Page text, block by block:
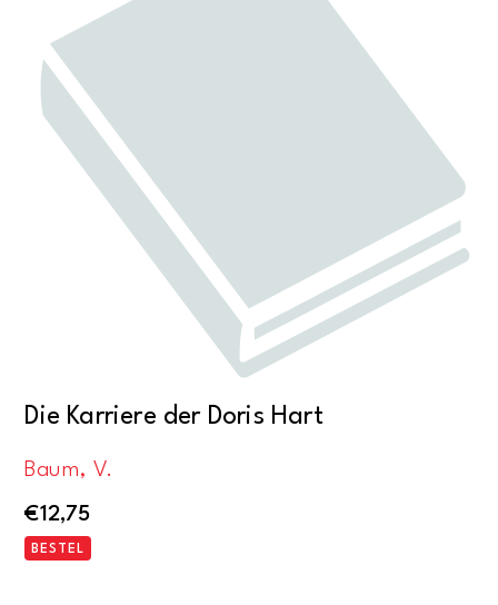
Die Karriere der Doris Hart
Baum, V.
€12,75
BESTEL